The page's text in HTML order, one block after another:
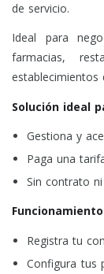
de servicio.
Ideal para
farmacias,
establecimientos
Solución ideal
Gestiona y
Paga una
Sin contrato
Registra tu
Configura tus